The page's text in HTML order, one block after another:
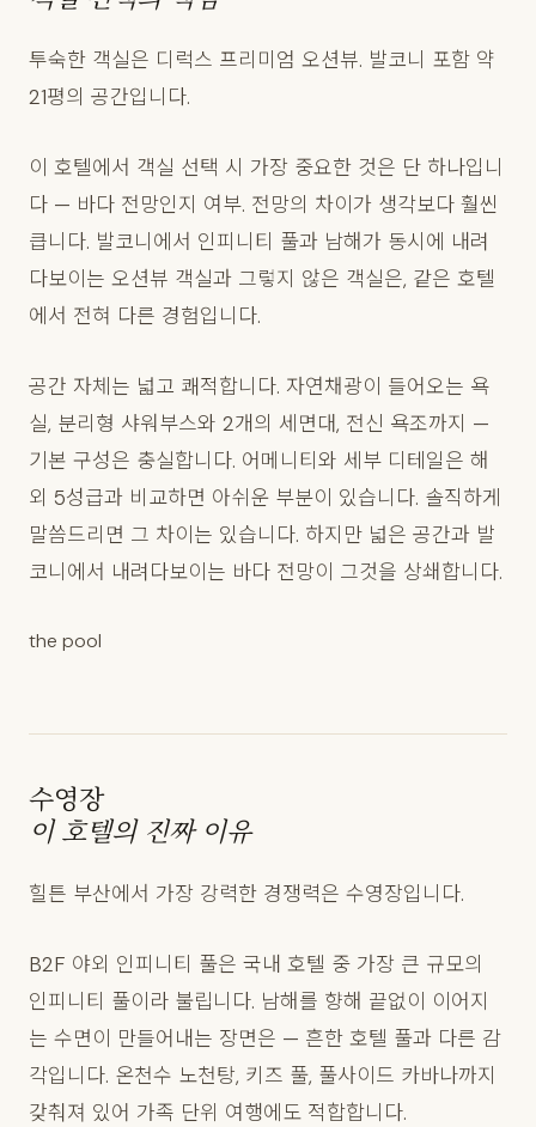
투숙한 객실은 디럭스 프리미엄 오션뷰. 발코니 포함 약
21평의 공간입니다.
이 호텔에서 객실 선택 시 가장 중요한 것은 단 하나입니
다 — 바다 전망인지 여부. 전망의 차이가 생각보다 훨씬
큽니다. 발코니에서 인피니티 풀과 남해가 동시에 내려
다보이는 오션뷰 객실과 그렇지 않은 객실은, 같은 호텔
에서 전혀 다른 경험입니다.
공간 자체는 넓고 쾌적합니다. 자연채광이 들어오는 욕
실, 분리형 샤워부스와 2개의 세면대, 전신 욕조까지 —
기본 구성은 충실합니다. 어메니티와 세부 디테일은 해
외 5성급과 비교하면 아쉬운 부분이 있습니다. 솔직하게
말씀드리면 그 차이는 있습니다. 하지만 넓은 공간과 발
코니에서 내려다보이는 바다 전망이 그것을 상쇄합니다.
the pool
수영장
이 호텔의 진짜 이유
힐튼 부산에서 가장 강력한 경쟁력은 수영장입니다.
B2F 야외 인피니티 풀은 국내 호텔 중 가장 큰 규모의
인피니티 풀이라 불립니다. 남해를 향해 끝없이 이어지
는 수면이 만들어내는 장면은 — 흔한 호텔 풀과 다른 감
각입니다. 온천수 노천탕, 키즈 풀, 풀사이드 카바나까지
갖춰져 있어 가족 단위 여행에도 적합합니다.